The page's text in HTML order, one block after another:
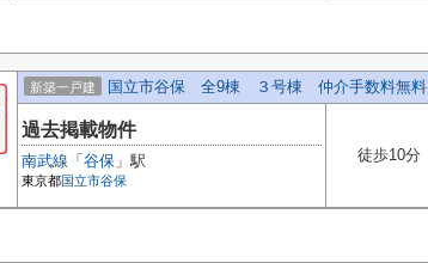
新築一戸建 国立市谷保 全9棟 ３号棟 仲介手数料無料
過去掲載物件
南武線 「 谷保 」駅
東京都国立市谷保
徒歩10分